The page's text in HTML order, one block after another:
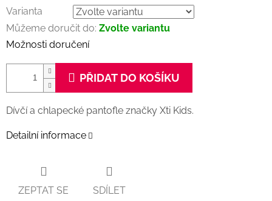
Varianta
Můžeme doručit do: Zvolte variantu
Možnosti doručení
PŘIDAT DO KOŠÍKU
Dívčí a chlapecké pantofle značky Xti Kids.
Detailní informace
ZEPTAT SE SDÍLET